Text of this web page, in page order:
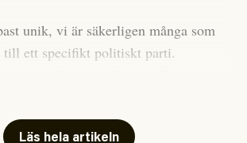
att titta närmare på personen,
detta är tillräckligt för att hänga ut
unik, vi är säkerligen många som
till ett specifikt politiskt parti.
för riksdagsvalsbojkott är etiskt.
Läs hela artikeln